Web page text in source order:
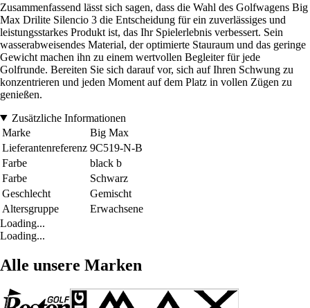
Zusammenfassend lässt sich sagen, dass die Wahl des Golfwagens Big
Max Drilite Silencio 3 die Entscheidung für ein zuverlässiges und
leistungsstarkes Produkt ist, das Ihr Spielerlebnis verbessert. Sein
wasserabweisendes Material, der optimierte Stauraum und das geringe
Gewicht machen ihn zu einem wertvollen Begleiter für jede
Golfrunde. Bereiten Sie sich darauf vor, sich auf Ihren Schwung zu
konzentrieren und jeden Moment auf dem Platz in vollen Zügen zu
genießen.
Zusätzliche Informationen
Marke
Big Max
Lieferantenreferenz 9C519-N-B
Farbe
black b
Farbe
Schwarz
Geschlecht
Gemischt
Altersgruppe
Erwachsene
Loading...
Loading...
Alle unsere Marken